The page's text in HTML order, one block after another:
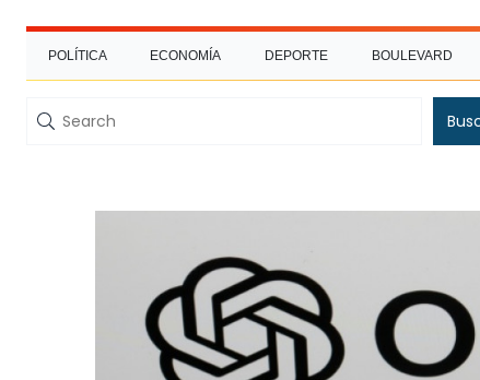
POLÍTICA ECONOMÍA DEPORTE BOULEVARD